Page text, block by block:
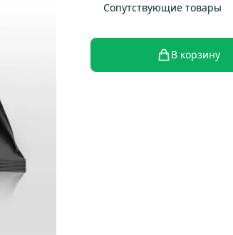
Сопутствующие товары
В корзину